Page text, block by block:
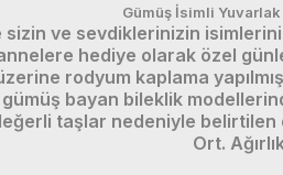
Gümüş İsimli
ve sevdiklerinizin
hediye olarak özel
rodyum kaplama
bayan bileklik
taşlar nedeniyle belirtilen
Ort.